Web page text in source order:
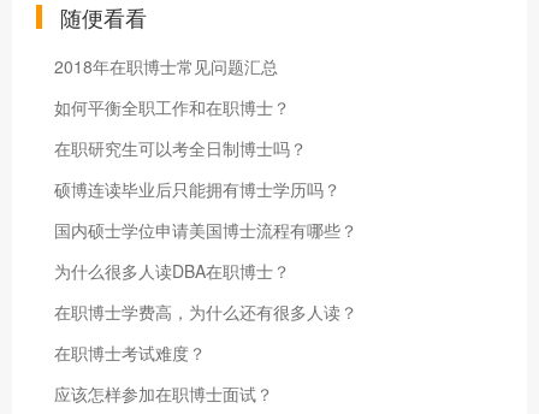
随便看看
2018年在职博士常见问题汇总
如何平衡全职工作和在职博士？
在职研究生可以考全日制博士吗？
硕博连读毕业后只能拥有博士学历吗？
国内硕士学位申请美国博士流程有哪些？
为什么很多人读DBA在职博士？
在职博士学费高，为什么还有很多人读？
在职博士考试难度？
应该怎样参加在职博士面试？